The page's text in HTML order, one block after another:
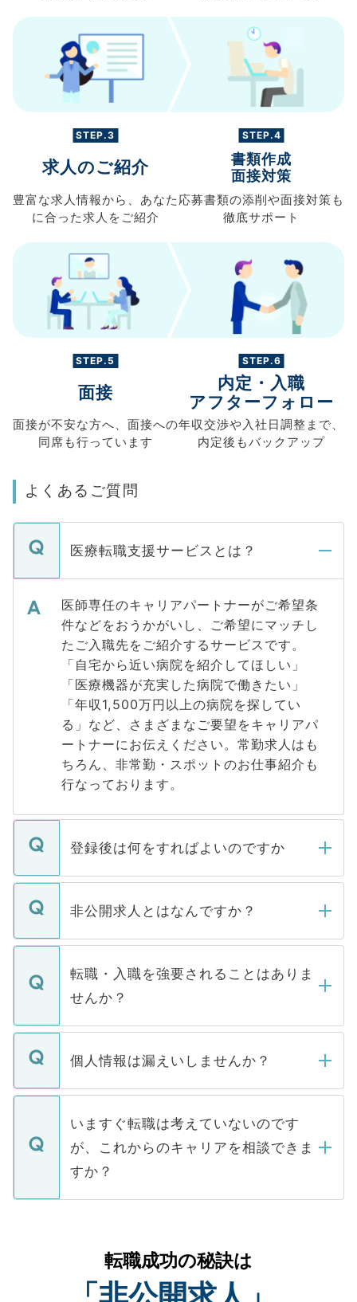
STEP.3
求人のご紹介
豊富な求人情報から、 あなた
に合った求人を ご紹介
STEP.4
書類作成
面接対策
応募書類の添削や面接対策も
徹底サポート
STEP.5
面接
面接が不安な方へ、 面接への
同席も行っています
STEP.6
内定・入職
アフターフォロー
年収交渉や入社日調整まで、
内定後もバックアップ
よくあるご質問
医療転職支援サービスとは？
医師専任のキャリアパートナーがご希望条
件などをおうかがいし、ご希望にマッチし
たご入職先をご紹介するサービスです。
「自宅から近い病院を紹介してほしい」
「医療機器が充実した病院で働きたい」
「年収1,500万円以上の病院を探してい
る」など、さまざまなご要望をキャリアパ
ートナーにお伝えください。常勤求人はも
ちろん、非常勤・スポットのお仕事紹介も
行なっております。
登録後は何をすればよいのですか
ご登録いただきましたら、弊社担当者がご
登録内容を確認し、その後メールもしくは
ます。通常、5営業日以内にはご連絡をせて
いただきますので、しばらくお待ちくださ
非公開求人とはなんですか？
マイナビDOCTORで取り扱っている求人の
うち約3割は、Webサイトからご覧いただ
けない「非公開求人」です。非公開求人は
下記の理由によって、一般には公開してい
ません。
■応募殺到を避けるため 人気のある医療機
関を公にしてしまうと、応募が殺到する場
に、医療機関が求める条件に合った人材の
みを人材紹介会社に依頼するケースが増え
ています。
転職・入職を強要されることはありま
せんか？
転職・入職を強要することは一切ありませ
ん。また、仮に応募先から内定をいただい
定を承諾する必要はありません。内定先へ
の辞退の連絡はキャリアパートナーが行い
個人情報は漏えいしませんか？
個人情報が漏えいすることはありませんの
で、ご安心ください。当サイトからの登録
などで収集したご登録者様の個人情報は、
ご本人のキャリアアップおよび転職活動の
支援を目的に使用いたします。お預かりし
ているすべての個人データはご本人の許可
は、個人情報の取り扱いについての厳密な
管理基準を満たした事業者のみに付与され
いますぐ転職は考えていないのです
が、これからのキャリアを相談できま
すか？
かがいして、現在の医療機関の状況や紹介
経験をまじえながら、適切なアドバイスを
させていただきます。すぐにご転職をされ
転職成功の秘訣は